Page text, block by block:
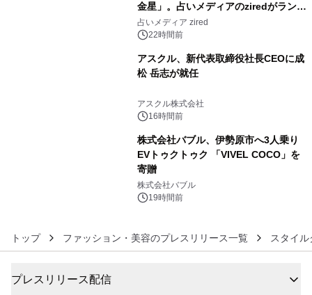
金星」。占いメディアのziredがランキ
ングを発表
占いメディア zired
22時間前
アスクル、新代表取締役社長CEOに成
松 岳志が就任
アスクル株式会社
16時間前
株式会社バブル、伊勢原市へ3人乗り
EVトゥクトゥク 「VIVEL COCO」を
寄贈
株式会社バブル
19時間前
トップ ファッション・美容のプレスリリース一覧 スタイ
プレスリリース配信